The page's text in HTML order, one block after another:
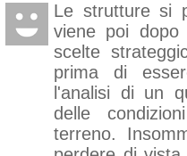
Le strutture si
viene poi
scelte
prima di
l'analisi di un
delle
terreno.